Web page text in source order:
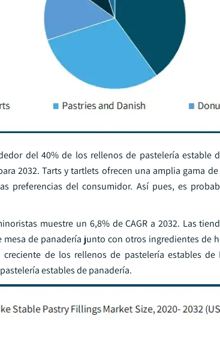
del 40% de los rellenos de pastelería estable
2032. Tarts y tartlets ofrecen una amplia gama
preferencias del consumidor. Así pues, es
muestre un 6,8% de CAGR a 2032. Las
de panadería junto con otros ingredientes de
de los rellenos de pastelería estables
estables de panadería.